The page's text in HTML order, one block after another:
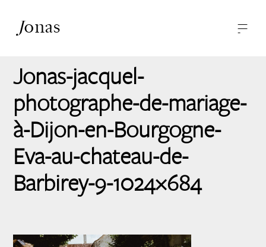
Jonas —
—
-
A propos
Contact
Jonas-jacquel-
photographe-de-mariage-
à-Dijon-en-Bourgogne-
Eva-au-chateau-de-
Barbirey-9-1024×684